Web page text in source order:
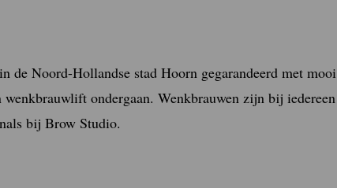
Noord-Hollandse stad Hoorn gegarandeerd met mooi
ondergaan. Wenkbrauwen zijn bij iedereen
bij Brow Studio.